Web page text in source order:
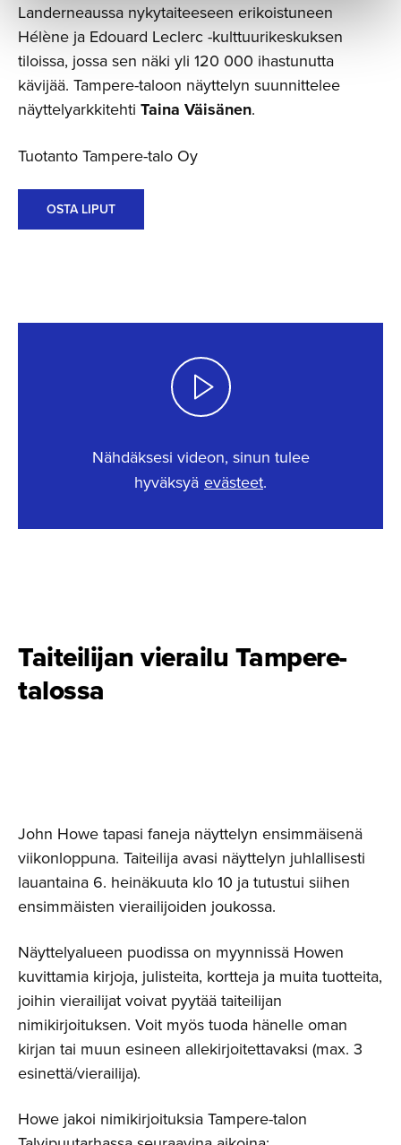
Landerneaussa nykytaiteeseen erikoistuneen
Hélène ja Edouard Leclerc -kulttuurikeskuksen
tiloissa, jossa sen näki yli 120 000 ihastunutta
kävijää. Tampere-taloon näyttelyn suunnittelee
näyttelyarkkitehti Taina Väisänen.
Tuotanto Tampere-talo Oy
OSTA LIPUT
Nähdäksesi videon, sinun tulee
hyväksyä evästeet.
Taiteilijan vierailu Tampere-
talossa
John Howe tapasi faneja näyttelyn ensimmäisenä
viikonloppuna. Taiteilija avasi näyttelyn juhlallisesti
lauantaina 6. heinäkuuta klo 10 ja tutustui siihen
ensimmäisten vierailijoiden joukossa.
Näyttelyalueen puodissa on myynnissä Howen
kuvittamia kirjoja, julisteita, kortteja ja muita tuotteita,
joihin vierailijat voivat pyytää taiteilijan
nimikirjoituksen. Voit myös tuoda hänelle oman
kirjan tai muun esineen allekirjoitettavaksi (max. 3
esinettä/vierailija).
Howe jakoi nimikirjoituksia Tampere-talon